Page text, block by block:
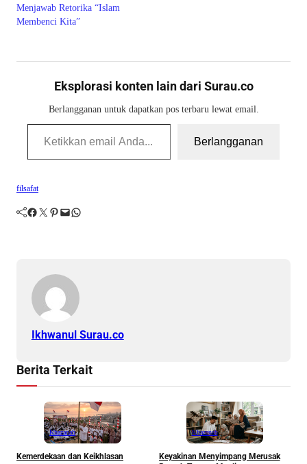
Menjawab Retorika “Islam
Membenci Kita”
Eksplorasi konten lain dari Surau.co
Berlangganan untuk dapatkan pos terbaru lewat email.
Ketikkan email Anda...
Berlangganan
filsafat
Facebook Twitter Pinterest Mail WhatsApp
Ikhwanul Surau.co
Berita Terkait
Khazanah
Kemerdekaan dan Keikhlasan
Khazanah
Keyakinan Menyimpang Merusak